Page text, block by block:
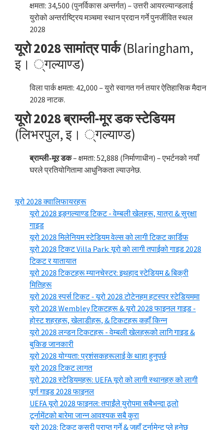
क्षमता: 34,500 (पुनर्विकास अन्तर्गत) – उत्तरी आयरल्यान्डलाई
युरोको अन्तर्राष्ट्रिय मञ्चमा स्थान प्रदान गर्ने पुनर्जीवित स्थल
2028
यूरो 2028 सामांत्र पार्क(Blaringham,
इ। ्गल्याण्ड)
विला पार्क क्षमता: 42,000 – युरो स्वागत गर्न तयार ऐतिहासिक मैदान
2028 नाटक.
यूरो 2028 ब्राम्ली-मूर डक स्टेडियम
(लिभरपुल, इ। ्गल्याण्ड)
ब्राम्ली-मूर डक– क्षमता: 52,888 (निर्माणाधीन) – एभर्टनको नयाँ
घरले प्रतियोगितामा आधुनिकता ल्याउनेछ.
यूरो 2028 क्वालिफायरहरू
यूरो 2028 इङ्गल्याण्ड टिकट - वेम्बली खेलहरू, यात्रा & सुरक्षा
गाइड
यूरो 2028 मिलेनियम स्टेडियम वेल्स को लागी टिकट कार्डिफ
यूरो 2028 टिकट Villa Park: यूरो को लागी तपाईको गाइड 2028
टिकट र यातायात
यूरो 2028 टिकटहरू म्यानचेस्टर: इथहाद स्टेडियम & बिक्री
मितिहरू
यूरो 2028 स्पर्स टिकट - यूरो 2028 टोटेनहम हटस्पर स्टेडियममा
यूरो 2028 Wembley टिकटहरू & यूरो 2028 फाइनल गाइड -
होस्ट शहरहरू, खेलाडीहरू, & टिकटहरू कहाँ किन्न
यूरो 2028 लन्डन टिकटहरू - वेम्बली खेलहरूको लागि गाइड &
बुकिङ जानकारी
यूरो 2028 योग्यता: प्रशंसकहरूलाई के थाहा हुनुपर्छ
यूरो 2028 टिकट लागत
यूरो 2028 स्टेडियमहरू: UEFA यूरो को लागी स्थानहरु को लागी
पूर्ण गाइड 2028 फाइनल
UEFA यूरो 2028 फाइनल: तपाईंले युरोपमा सबैभन्दा ठूलो
टूर्नामेंटको बारेमा जान्न आवश्यक सबै कुरा
यूरो 2028: टिकट कसरी प्राप्त गर्ने & जहाँ टूर्नामेन्ट प्ले हुनेछ